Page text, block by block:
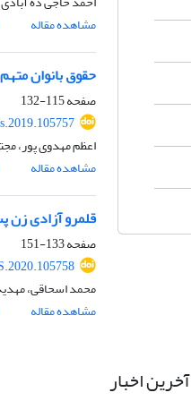
مشاهده مقاله
حقوق بانوان
صفحه115-132
اعظم مهدوی پور،
مشاهده مقاله
قلمرو آزادی زن
صفحه133-151
محمد اسحاقی،
مشاهده مقاله
آخرین اخبار